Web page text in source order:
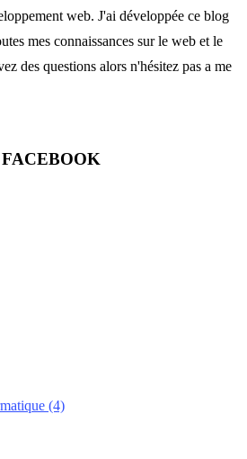
web. J'ai développée ce blog
mes connaissances sur le web et le
des questions alors n'hésitez pas a me
(4)